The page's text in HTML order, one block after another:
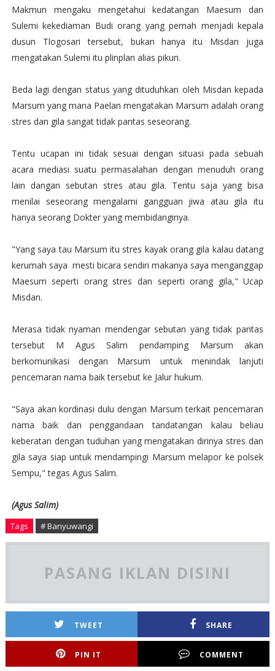
Makmun mengaku mengetahui kedatangan Maesum dan
Sulemi kekediaman Budi orang yang pernah menjadi kepala
dusun Tlogosari tersebut, bukan hanya itu Misdan juga
mengatakan Sulemi itu plinplan alias pikun.
Beda lagi dengan status yang dituduhkan oleh Misdan kepada
Marsum yang mana Paelan mengatakan Marsum adalah orang
stres dan gila sangat tidak pantas seseorang.
Tentu ucapan ini tidak sesuai dengan situasi pada sebuah
acara mediasi suatu permasalahan dengan menuduh orang
lain dangan sebutan stres atau gila. Tentu saja yang bisa
menilai seseorang mengalami gangguan jiwa atau gila itu
hanya seorang Dokter yang membidanginya.
"Yang saya tau Marsum itu stres kayak orang gila kalau datang
kerumah saya mesti bicara sendiri makanya saya menganggap
Maesum seperti orang stres dan seperti orang gila," Ucap
Misdan.
Merasa tidak nyaman mendengar sebutan yang tidak pantas
tersebut M Agus Salim pendamping Marsum akan
berkomunikasi dengan Marsum untuk menindak lanjuti
pencemaran nama baik tersebut ke Jalur hukum.
"Saya akan kordinasi dulu dengan Marsum terkait pencemaran
nama baik dan penggandaan tandatangan kalau beliau
keberatan dengan tuduhan yang mengatakan dirinya stres dan
gila saya siap untuk mendampingi Marsum melapor ke polsek
Sempu," tegas Agus Salim.
(Agus Salim)
Tags # Banyuwangi
PASANG IKLAN DISINI
TWEET SHARE
PIN IT COMMENT